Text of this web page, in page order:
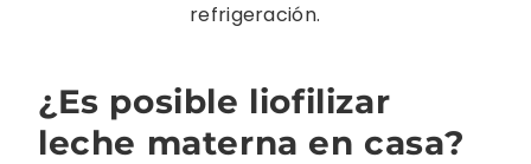
refrigeración.
¿Es posible liofilizar
leche materna en casa?